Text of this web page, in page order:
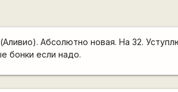
Абсолютно новая. На 32.
бонки если надо.